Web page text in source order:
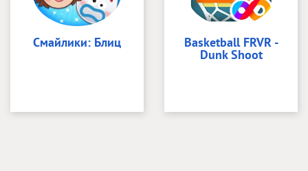
Смайлики: Блиц Basketball FRVR -
Dunk Shoot